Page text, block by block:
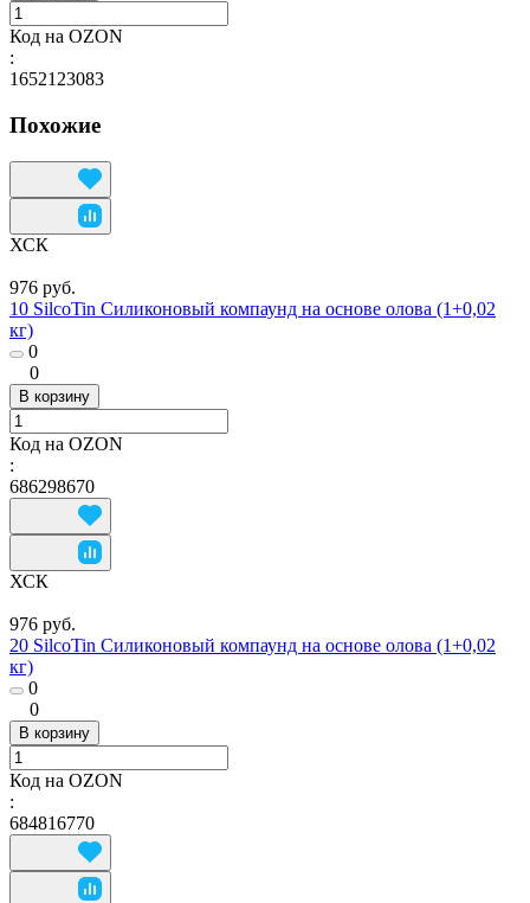
Код на OZON
:
1652123083
Похожие
ХСК
976 руб.
10 SilcoTin Силиконовый компаунд на основе олова (1+0,02
кг)
0
0
В корзину
Код на OZON
:
686298670
ХСК
976 руб.
20 SilcoTin Силиконовый компаунд на основе олова (1+0,02
кг)
0
0
В корзину
Код на OZON
:
684816770